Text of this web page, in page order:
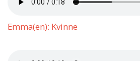
Emma(en): Kvinne